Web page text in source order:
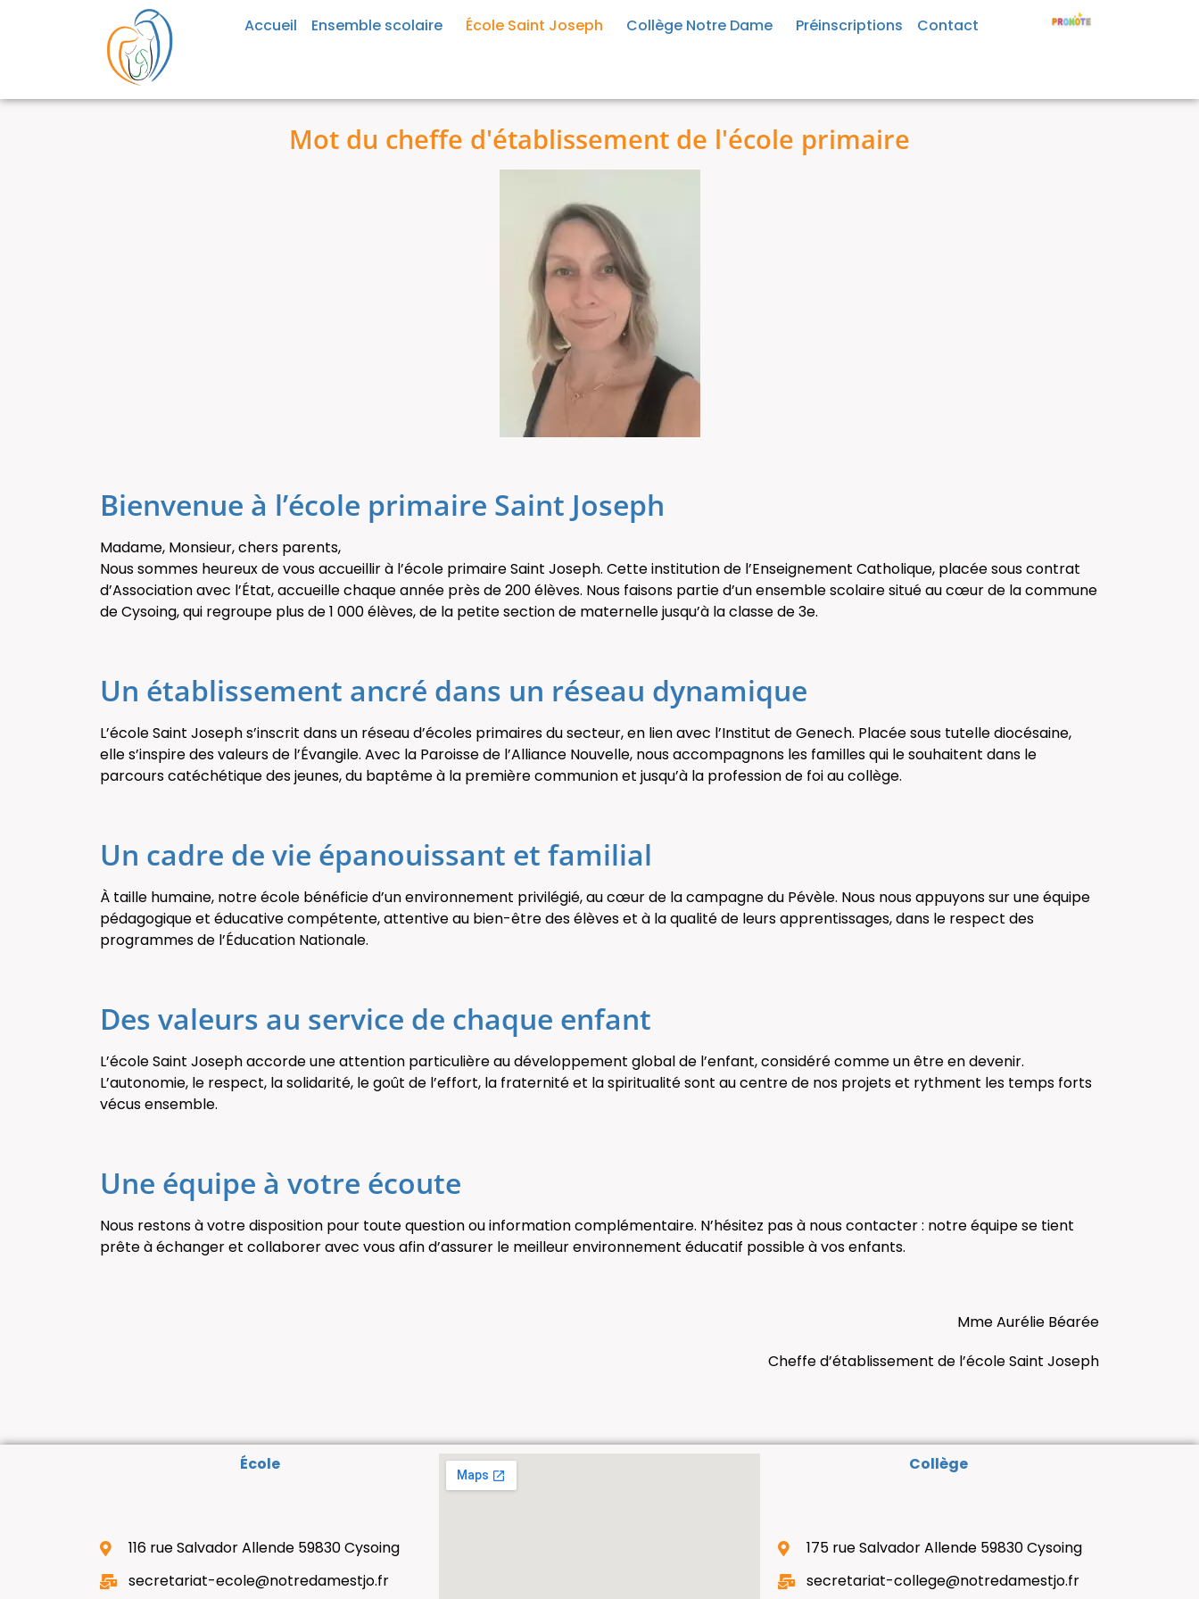
Accueil Ensemble scolaire École Saint Joseph Collège Notre Dame Préinscriptions Contact
Mot du cheffe d'établissement de l'école primaire​
Bienvenue à l’école primaire Saint Joseph
Madame, Monsieur, chers parents,
Nous sommes heureux de vous accueillir à l’école primaire Saint Joseph. Cette institution de l’Enseignement Catholique, placée sous contrat
d’Association avec l’État, accueille chaque année près de 200 élèves. Nous faisons partie d’un ensemble scolaire situé au cœur de la commune
de Cysoing, qui regroupe plus de 1 000 élèves, de la petite section de maternelle jusqu’à la classe de 3e.
Un établissement ancré dans un réseau dynamique
L’école Saint Joseph s’inscrit dans un réseau d’écoles primaires du secteur, en lien avec l’Institut de Genech. Placée sous tutelle diocésaine,
elle s’inspire des valeurs de l’Évangile. Avec la Paroisse de l’Alliance Nouvelle, nous accompagnons les familles qui le souhaitent dans le
parcours catéchétique des jeunes, du baptême à la première communion et jusqu’à la profession de foi au collège.
Un cadre de vie épanouissant et familial
À taille humaine, notre école bénéficie d’un environnement privilégié, au cœur de la campagne du Pévèle. Nous nous appuyons sur une équipe
pédagogique et éducative compétente, attentive au bien-être des élèves et à la qualité de leurs apprentissages, dans le respect des
programmes de l’Éducation Nationale.
Des valeurs au service de chaque enfant
L’école Saint Joseph accorde une attention particulière au développement global de l’enfant, considéré comme un être en devenir.
L’autonomie, le respect, la solidarité, le goût de l’effort, la fraternité et la spiritualité sont au centre de nos projets et rythment les temps forts
vécus ensemble.
Une équipe à votre écoute
Nous restons à votre disposition pour toute question ou information complémentaire. N’hésitez pas à nous contacter : notre équipe se tient
prête à échanger et collaborer avec vous afin d’assurer le meilleur environnement éducatif possible à vos enfants.
Mme Aurélie Béarée
Cheffe d’établissement de l’école Saint Joseph
École
116 rue Salvador Allende 59830 Cysoing
secretariat-ecole@notredamestjo.fr
Collège
175 rue Salvador Allende 59830 Cysoing
secretariat-college@notredamestjo.fr